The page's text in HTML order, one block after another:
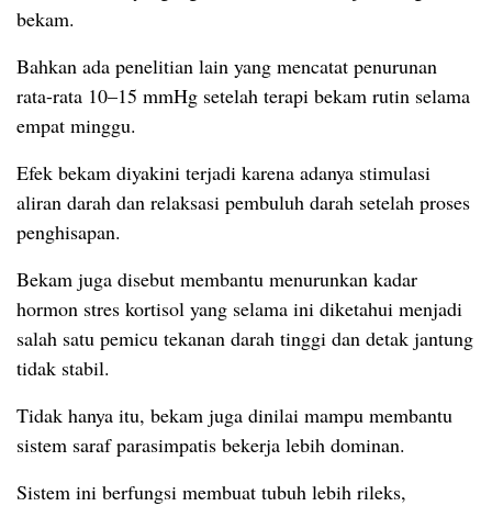
bekam.
Bahkan ada penelitian lain yang mencatat penurunan
rata-rata 10–15 mmHg setelah terapi bekam rutin selama
empat minggu.
Efek bekam diyakini terjadi karena adanya stimulasi
aliran darah dan relaksasi pembuluh darah setelah proses
penghisapan.
Bekam juga disebut membantu menurunkan kadar
hormon stres kortisol yang selama ini diketahui menjadi
salah satu pemicu tekanan darah tinggi dan detak jantung
tidak stabil.
Tidak hanya itu, bekam juga dinilai mampu membantu
sistem saraf parasimpatis bekerja lebih dominan.
Sistem ini berfungsi membuat tubuh lebih rileks,